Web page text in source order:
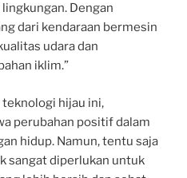
Dengan
dari kendaraan bermesin
udara dan
iklim.”
hijau ini,
perubahan positif dalam
hidup. Namun, tentu saja
sangat diperlukan untuk